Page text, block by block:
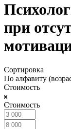
при
Сортировка
По алфавиту
Стоимость
Стоимость